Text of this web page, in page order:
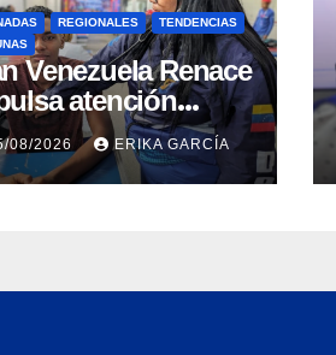
REGIONALES
TENDENCIAS
Venezuela Renace
atención
a refugiados y
de
en Aragua
08/2026 ERIKA GARCÍA